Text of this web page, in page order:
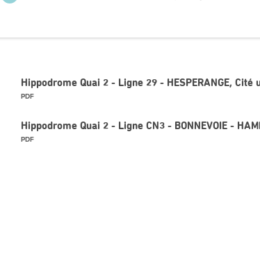
Hippodrome Quai 2 - Ligne 29 - HESPERANGE, Cité
PDF
Hippodrome Quai 2 - Ligne CN3 - BONNEVOIE -
PDF